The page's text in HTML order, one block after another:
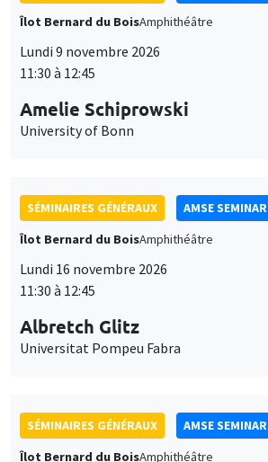
Îlot Bernard du BoisAmphithéâtre
Lundi 9 novembre 2026
11:30 à 12:45
Amelie Schiprowski
University of Bonn
SÉMINAIRES GÉNÉRAUX
AMSE SEMINAR
Îlot Bernard du BoisAmphithéâtre
Lundi 16 novembre 2026
11:30 à 12:45
Albretch Glitz
Universitat Pompeu Fabra
SÉMINAIRES GÉNÉRAUX
AMSE SEMINAR
Îlot Bernard du BoisAmphithéâtre